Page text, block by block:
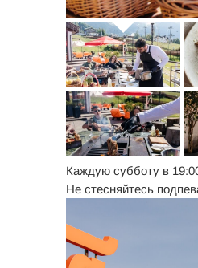
Каждую субботу в
Не стесняйтесь